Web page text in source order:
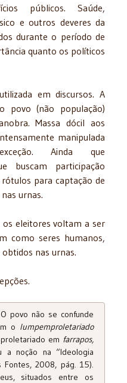
públicos. Saúde,
e outros deveres da
durante o período de
quanto os políticos
em discursos. A
povo (não população)
Massa dócil aos
manipulada
Ainda que
buscam participação
para captação de
urnas.
os eleitores voltam a ser
como seres humanos,
nas urnas.
O povo não se confunde
o lumpemproletariado
em farrapos,
a noção na “Ideologia
Fontes, 2008, pág. 15).
situados entre os